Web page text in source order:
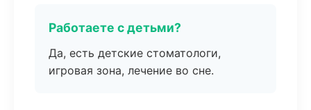
Работаете с детьми?
Да, есть детские стоматологи,
игровая зона, лечение во сне.